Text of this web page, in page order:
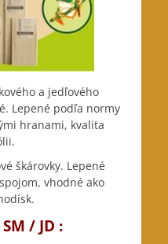
a jedľového
Lepené podľa normy
hranami, kvalita
škárovky. Lepené
vhodné ako
/ JD :